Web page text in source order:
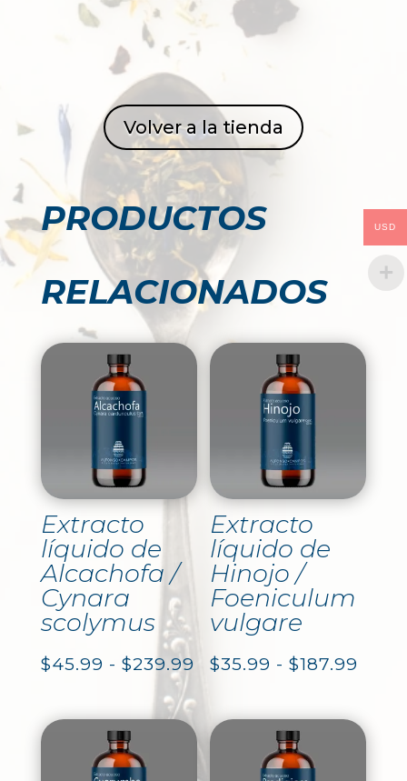
Volver a la tienda
PRODUCTOS
RELACIONADOS
Extracto
líquido de
Alcachofa /
Cynara
scolymus
$45.99 - $239.99 Rango
de
precios:
Extracto
líquido de
Hinojo /
Foeniculum
vulgare
$35.99 - $187.99
USD